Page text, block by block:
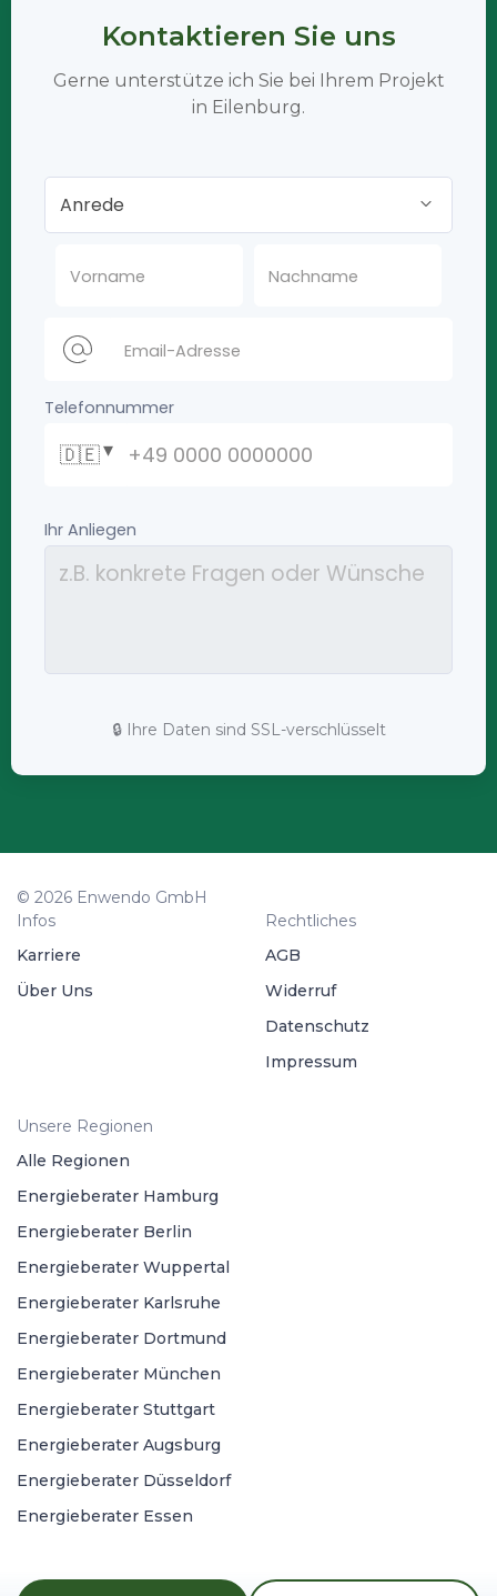
Kontaktieren Sie uns
Gerne unterstütze ich Sie bei Ihrem Projekt
in Eilenburg.
🔒 Ihre Daten sind SSL-verschlüsselt
© 2026 Enwendo GmbH
Infos
Karriere
Über Uns
Rechtliches
AGB
Widerruf
Datenschutz
Impressum
Unsere Regionen
Alle Regionen
Energieberater Hamburg
Energieberater Berlin
Energieberater Wuppertal
Energieberater Karlsruhe
Energieberater Dortmund
Energieberater München
Energieberater Stuttgart
Energieberater Augsburg
Energieberater Düsseldorf
Energieberater Essen